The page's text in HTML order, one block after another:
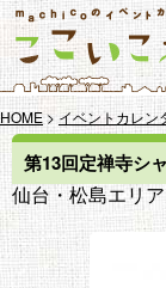
HOME> イベントカレン
第13回定禅寺シ
仙台・松島エリア